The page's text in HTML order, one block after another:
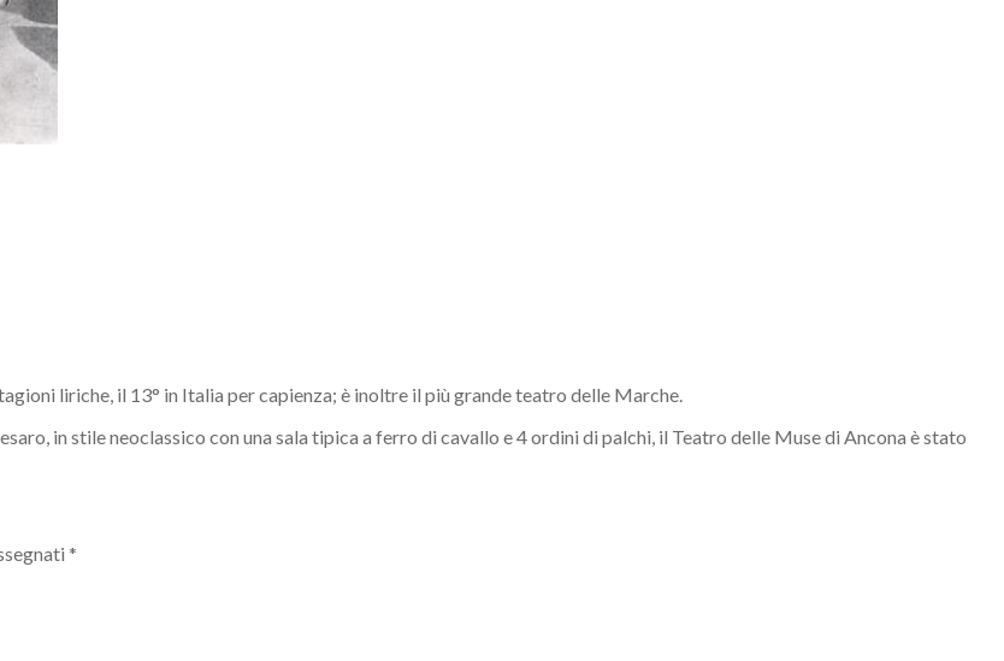
liriche, il 13° in Italia per capienza; è inoltre il più grande teatro delle Marche.
in stile neoclassico con una sala tipica a ferro di cavallo e 4 ordini di palchi, il Teatro delle Muse di Ancona è stato
*